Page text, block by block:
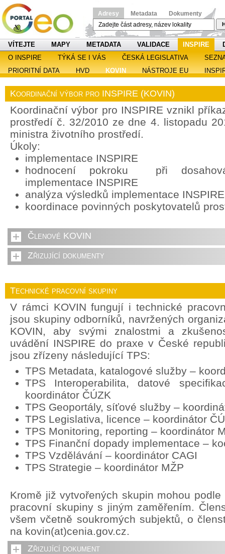
Adresy Metadata Dokumenty
VÍTEJTE MAPY METADATA VALIDACE INSPIRE
O INSPIRE
TÝKÁ SE I VÁS ČESKÁ LEGISLATIVA
PRIORITNÍ DATA
HVD KOVIN NÁSTROJE EU
Koordinační výbor pro INSPIRE (KOVIN)
Koordinační výbor pro INSPIRE vznikl
prostředí č. 32/2010 ze dne 4. listopadu
ministra životního prostředí.
Úkoly:
implementace INSPIRE
hodnocení pokroku při
implementace INSPIRE
analýza výsledků implementace INSPIRE
koordinace povinných poskytovatelů
Členové KOVIN
Zřizující dokumenty
Technické pracovní skupiny
V rámci KOVIN fungují i technické
jsou skupiny odborníků, navržených
KOVIN, aby svými znalostmi a
uvádění INSPIRE do praxe v České
jsou zřízeny následující TPS:
TPS Metadata, katalogové služby –
TPS Interoperabilita, datové
koordinátor ČÚZK
TPS Geoportály, síťové služby –
TPS Legislativa, licence – koordinátor
TPS Monitoring, reporting – koordinátor
TPS Finanční dopady implementace –
TPS Vzdělávání – koordinátor CAGI
TPS Strategie – koordinátor MŽP
Kromě již vytvořených skupin mohou
pracovní skupiny s jiným zaměřením.
všem včetně soukromých subjektů, o
na kovin(at)cenia.gov.cz.
Zřizující dokument